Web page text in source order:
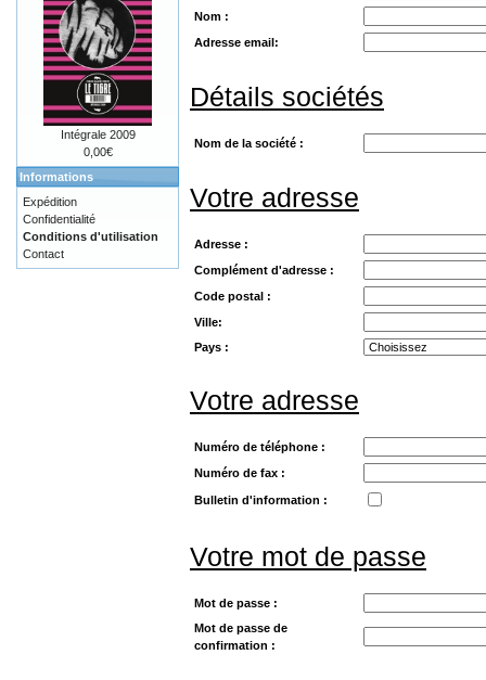
Nom :
Adresse email:
Détails sociétés
Nom de la société :
Votre adresse
Adresse :
Complément d'adresse :
Code postal :
Ville:
Pays :
Votre adresse
Numéro de téléphone :
Numéro de fax :
Bulletin d'information :
Votre mot de passe
Mot de passe :
Mot de passe de
confirmation :
Intégrale 2009
0,00€
Informations
Expédition
Confidentialité
Conditions d'utilisation
Contact